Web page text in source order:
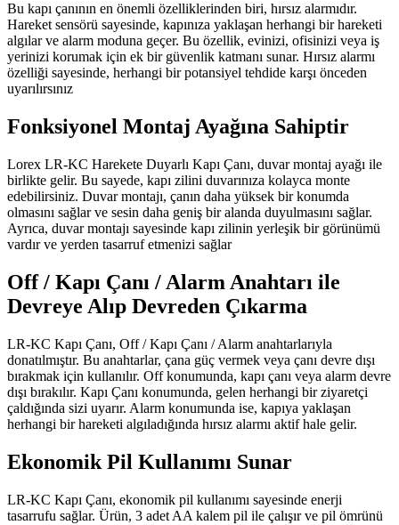
Bu kapı çanının en önemli özelliklerinden biri, hırsız alarmıdır.
Hareket sensörü sayesinde, kapınıza yaklaşan herhangi bir hareketi
algılar ve alarm moduna geçer. Bu özellik, evinizi, ofisinizi veya iş
yerinizi korumak için ek bir güvenlik katmanı sunar. Hırsız alarmı
özelliği sayesinde, herhangi bir potansiyel tehdide karşı önceden
uyarılırsınız
Fonksiyonel Montaj Ayağına Sahiptir
Lorex LR-KC Harekete Duyarlı Kapı Çanı, duvar montaj ayağı ile
birlikte gelir. Bu sayede, kapı zilini duvarınıza kolayca monte
edebilirsiniz. Duvar montajı, çanın daha yüksek bir konumda
olmasını sağlar ve sesin daha geniş bir alanda duyulmasını sağlar.
Ayrıca, duvar montajı sayesinde kapı zilinin yerleşik bir görünümü
vardır ve yerden tasarruf etmenizi sağlar
Off / Kapı Çanı / Alarm Anahtarı ile
Devreye Alıp Devreden Çıkarma
LR-KC Kapı Çanı, Off / Kapı Çanı / Alarm anahtarlarıyla
donatılmıştır. Bu anahtarlar, çana güç vermek veya çanı devre dışı
bırakmak için kullanılır. Off konumunda, kapı çanı veya alarm devre
dışı bırakılır. Kapı Çanı konumunda, gelen herhangi bir ziyaretçi
çaldığında sizi uyarır. Alarm konumunda ise, kapıya yaklaşan
herhangi bir hareketi algıladığında hırsız alarmı aktif hale gelir.
Ekonomik Pil Kullanımı Sunar
LR-KC Kapı Çanı, ekonomik pil kullanımı sayesinde enerji
tasarrufu sağlar. Ürün, 3 adet AA kalem pil ile çalışır ve pil ömrünü